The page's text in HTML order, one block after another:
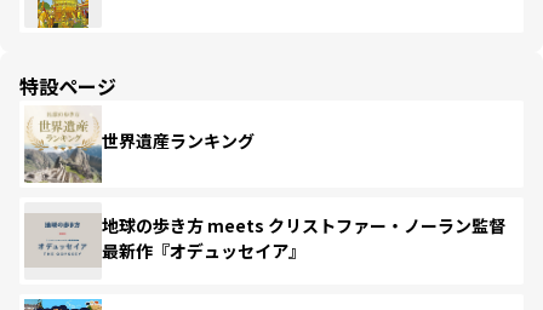
特設ページ
世界遺産ランキング
地球の歩き方 meets クリストファー・ノーラン監督
最新作『オデュッセイア』